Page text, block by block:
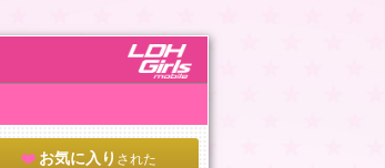
お気に入り された